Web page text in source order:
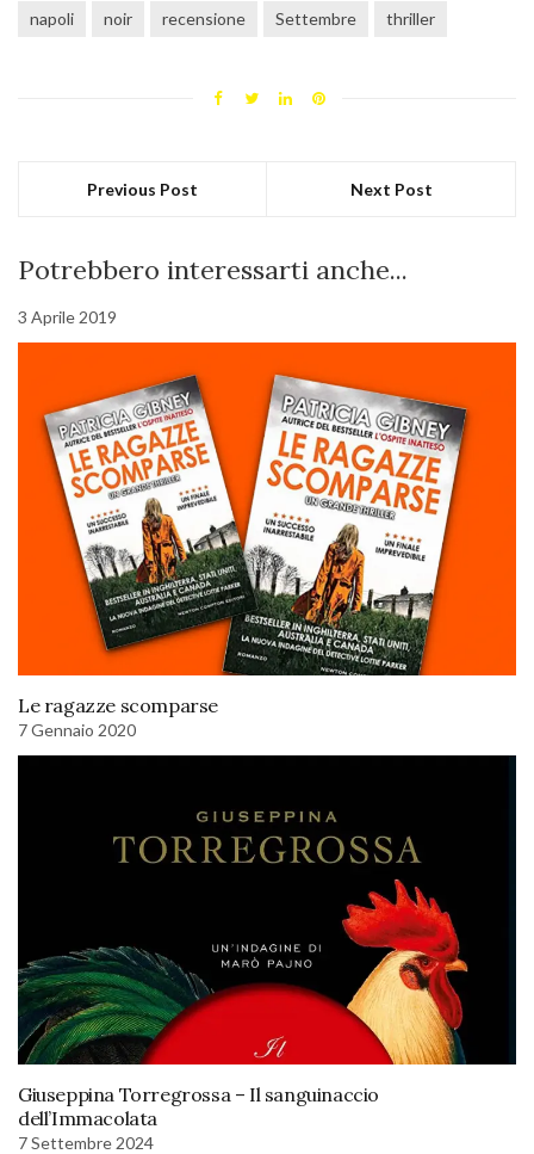
napoli noir recensione Settembre thriller
Previous Post Next Post
Potrebbero interessarti anche...
3 Aprile 2019
Le ragazze scomparse
7 Gennaio 2020
Giuseppina Torregrossa – Il sanguinaccio
dell’Immacolata
7 Settembre 2024